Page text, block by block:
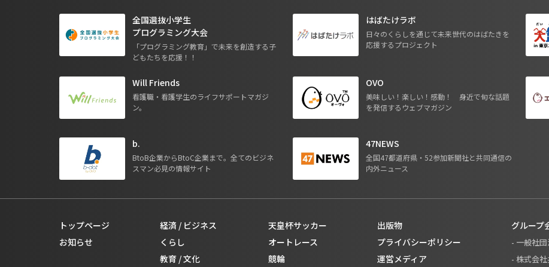
全国選抜小学生
プログラミング大会
「プログラミング教育」で未来を創造する子
どもたちを応援！！
はばたけラボ
日々のくらしを通じて未来世代のはばたきを
応援するプロジェクト
Will Friends
看護職・看護学生のライフサポートマガジ
ン。
OVO
美味しい！楽しい！感動！ 身近で旬な話題
を発信するウェブマガジン
b.
BtoB企業からBtoC企業まで。全てのビジネ
スマン必見の情報サイト
47NEWS
全国47都道府県・52参加新聞社と共同通信の
内外ニュース
トップページ
お知らせ
経済 / ビジネス
くらし
教育 / 文化
天皇杯サッカー
オートレース
競輪
出版物
プライバシーポリシー
運営メディア
グループ
- 一般社
- 株式会